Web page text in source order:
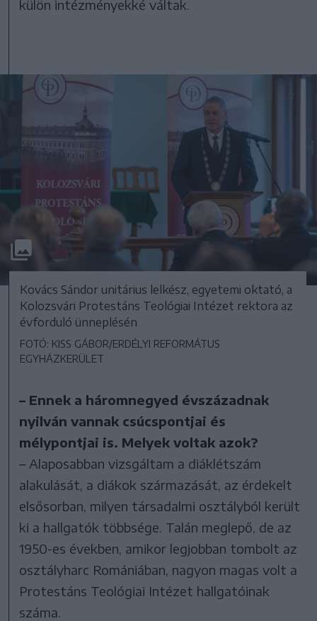
külön intézményekké váltak.
Kovács Sándor unitárius lelkész, egyetemi oktató, a
Kolozsvári Protestáns Teológiai Intézet rektora az
évforduló ünneplésén
FOTÓ: KISS GÁBOR/ERDÉLYI REFORMÁTUS
EGYHÁZKERÜLET
– Ennek a háromnegyed évszázadnak
nyilván vannak csúcspontjai és
mélypontjai is. Melyek voltak azok?
– Alaposabban vizsgáltam a diáklétszám
alakulását, a diákok származását, az érdekelt
elsősorban, milyen társadalmi osztályból került
ki a hallgatók többsége. Talán meglepő, de az
1950-es években, amikor legjobban tombolt az
osztályharc Romániában, nagyon magas volt a
Protestáns Teológiai Intézet hallgatóinak
száma.